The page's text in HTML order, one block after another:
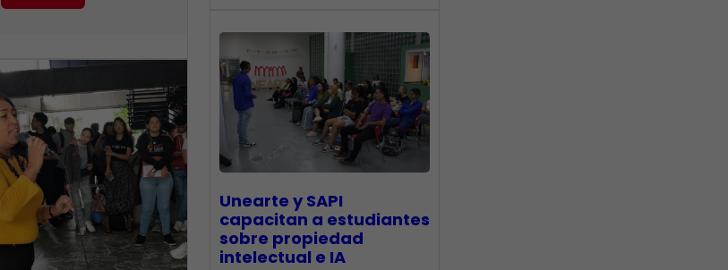
Unearte y SAPI
capacitan a estudiantes
sobre propiedad
intelectual e IA